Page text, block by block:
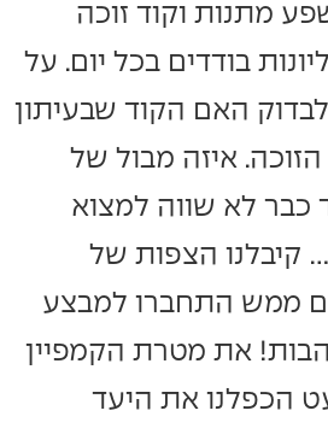
מתנות וקוד זוכה
בודדים בכל יום. על
האם הקוד שבעיתון
איזה מבול של
כבר לא שווה למצוא
קיבלנו הצפות של
ממש התחברו למבצע
את מטרת הקמפיין
הכפלנו את היעד